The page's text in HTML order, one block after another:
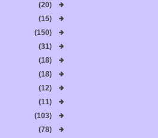
(20)
(15)
(150)
(31)
(18)
(18)
(12)
(11)
(103)
(78)